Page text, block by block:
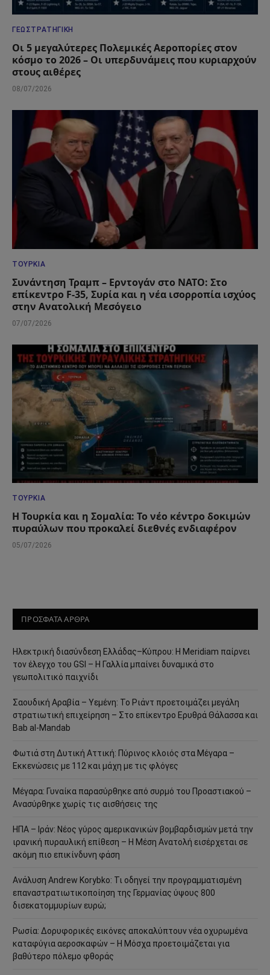
ΓΕΩΣΤΡΑΤΗΓΙΚΉ
Οι 5 μεγαλύτερες Πολεμικές Αεροπορίες στον
κόσμο το 2026 – Οι υπερδυνάμεις που κυριαρχούν
στους αιθέρες
08/07/2026
ΤΟΥΡΚΊΑ
Συνάντηση Τραμπ – Ερντογάν στο ΝΑΤΟ: Στο
επίκεντρο F-35, Συρία και η νέα ισορροπία ισχύος
στην Ανατολική Μεσόγειο
07/07/2026
ΤΟΥΡΚΊΑ
Η Τουρκία και η Σομαλία: Το νέο κέντρο δοκιμών
πυραύλων που προκαλεί διεθνές ενδιαφέρον
05/07/2026
ΠΡΟΣΦΑΤΑ ΑΡΘΡΑ
Ηλεκτρική διασύνδεση Ελλάδας–Κύπρου: Η Meridiam παίρνει
τον έλεγχο του GSI – Η Γαλλία μπαίνει δυναμικά στο
γεωπολιτικό παιχνίδι
Σαουδική Αραβία – Υεμένη: Το Ριάντ προετοιμάζει μεγάλη
στρατιωτική επιχείρηση – Στο επίκεντρο Ερυθρά Θάλασσα και
Bab al-Mandab
Φωτιά στη Δυτική Αττική: Πύρινος κλοιός στα Μέγαρα –
Εκκενώσεις με 112 και μάχη με τις φλόγες
Μέγαρα: Γυναίκα παρασύρθηκε από συρμό του Προαστιακού –
Ανασύρθηκε χωρίς τις αισθήσεις της
ΗΠΑ – Ιράν: Νέος γύρος αμερικανικών βομβαρδισμών μετά την
ιρανική πυραυλική επίθεση – Η Μέση Ανατολή εισέρχεται σε
ακόμη πιο επικίνδυνη φάση
Ανάλυση Andrew Korybko: Τι οδηγεί την προγραμματισμένη
επαναστρατιωτικοποίηση της Γερμανίας ύψους 800
δισεκατομμυρίων ευρώ;
Ρωσία: Δορυφορικές εικόνες αποκαλύπτουν νέα οχυρωμένα
καταφύγια αεροσκαφών – Η Μόσχα προετοιμάζεται για
βαθύτερο πόλεμο φθοράς